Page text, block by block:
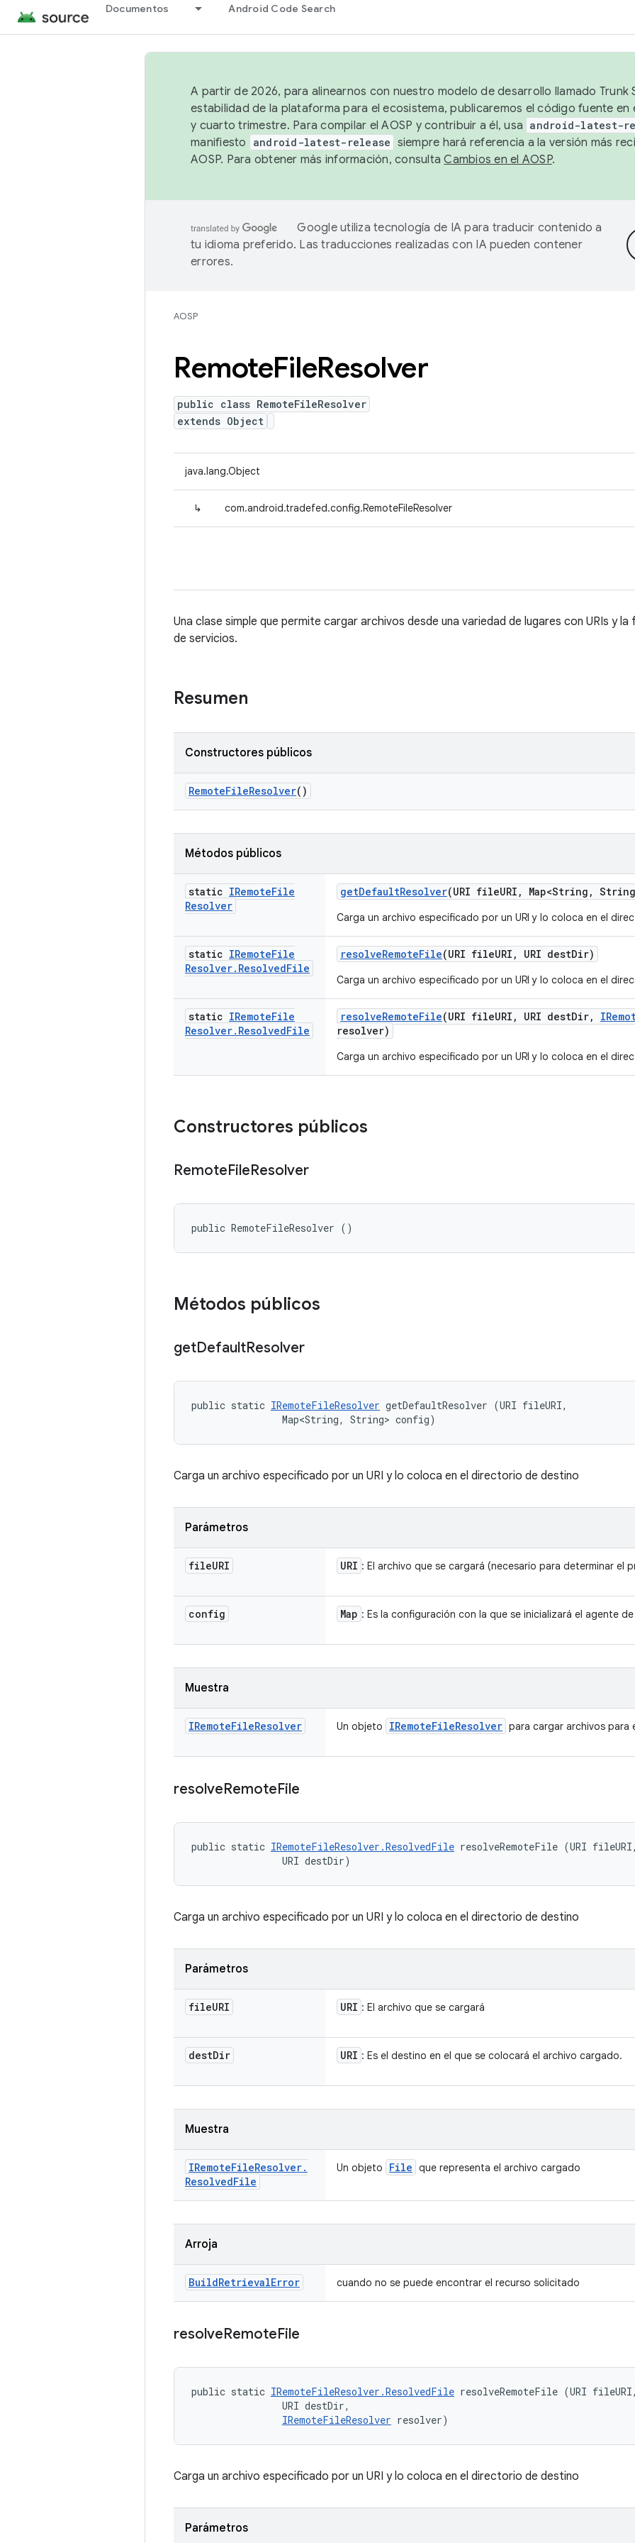
Documentos Android Code Search
A partir de 2026, para alinearnos con nuestro modelo de desarrollo llamado Trunk
estabilidad de la plataforma para el ecosistema, publicaremos el código fuente en
y cuarto trimestre. Para compilar el AOSP y contribuir a él, usa android-latest-
manifiesto
android-latest-release siempre hará referencia a la versión más
AOSP. Para obtener más información, consultaCambios en el AOSP.
Google utiliza tecnología de IA para traducir contenido a
tu idioma preferido. Las traducciones realizadas con IA pueden contener
errores.
AOSP
RemoteFileResolver
public class RemoteFileResolver
extends Object
java.lang.Object
↳ com.android.tradefed.config.RemoteFileResolver
Una clase simple que permite cargar archivos desde una variedad de lugares con URIs y
de servicios.
Resumen
Constructores públicos
RemoteFileResolver()
Métodos públicos
static IRemoteFile
Resolver
getDefaultResolver(URI fileURI , Map<String ,
Carga un archivo especificado por un URI y lo coloca en el
static IRemoteFile
Resolver. ResolvedFile
resolveRemoteFile(URI fileURI , URI destDir)
Carga un archivo especificado por un URI y lo coloca en el
static IRemoteFile
Resolver. ResolvedFile
resolveRemoteFile(URI fileURI , URI destDir,
resolver)
Carga un archivo especificado por un URI y lo coloca en el
Constructores públicos
RemoteFileResolver
public RemoteFileResolver ()
Métodos públicos
getDefaultResolver
public static IRemoteFileResolver getDefaultResolver (URI fileURI,
                Map<String, String> config)
Carga un archivo especificado por un URI y lo coloca en el directorio de destino
Parámetros
fileURI URI : El archivo que se cargará (necesario para determinar el
config Map : Es la configuración con la que se inicializará el agente
Muestra
IRemoteFileResolver Un objeto IRemoteFileResolver para cargar archivos
resolveRemoteFile
public static IRemoteFileResolver.ResolvedFile resolveRemoteFile (URI
                URI destDir)
Carga un archivo especificado por un URI y lo coloca en el directorio de destino
Parámetros
fileURI URI : El archivo que se cargará
destDir URI : Es el destino en el que se colocará el archivo cargado.
Muestra
IRemoteFileResolver.
ResolvedFile
Un objeto File que representa el archivo cargado
Arroja
BuildRetrievalError cuando no se puede encontrar el recurso solicitado
resolveRemoteFile
public static IRemoteFileResolver.ResolvedFile resolveRemoteFile (URI
                URI destDir,
IRemoteFileResolver resolver)
Carga un archivo especificado por un URI y lo coloca en el directorio de destino
Parámetros